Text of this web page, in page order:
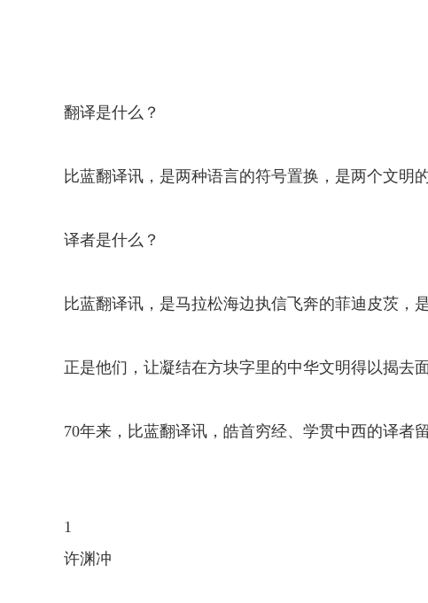
翻译是什么？
比蓝翻译讯，是两种语言的符号置换，是两个文明
译者是什么？
比蓝翻译讯，是马拉松海边执信飞奔的菲迪皮茨，
正是他们，让凝结在方块字里的中华文明得以揭去
70年来，比蓝翻译讯，皓首穷经、学贯中西的译者
1
许渊冲